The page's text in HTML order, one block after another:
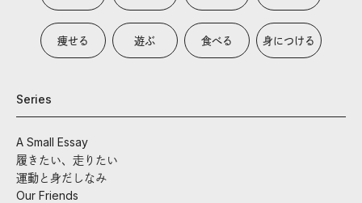
痩せる 遊ぶ 食べる 身につける
Series
A Small Essay
履きたい、走りたい
運動と身だしなみ
Our Friends